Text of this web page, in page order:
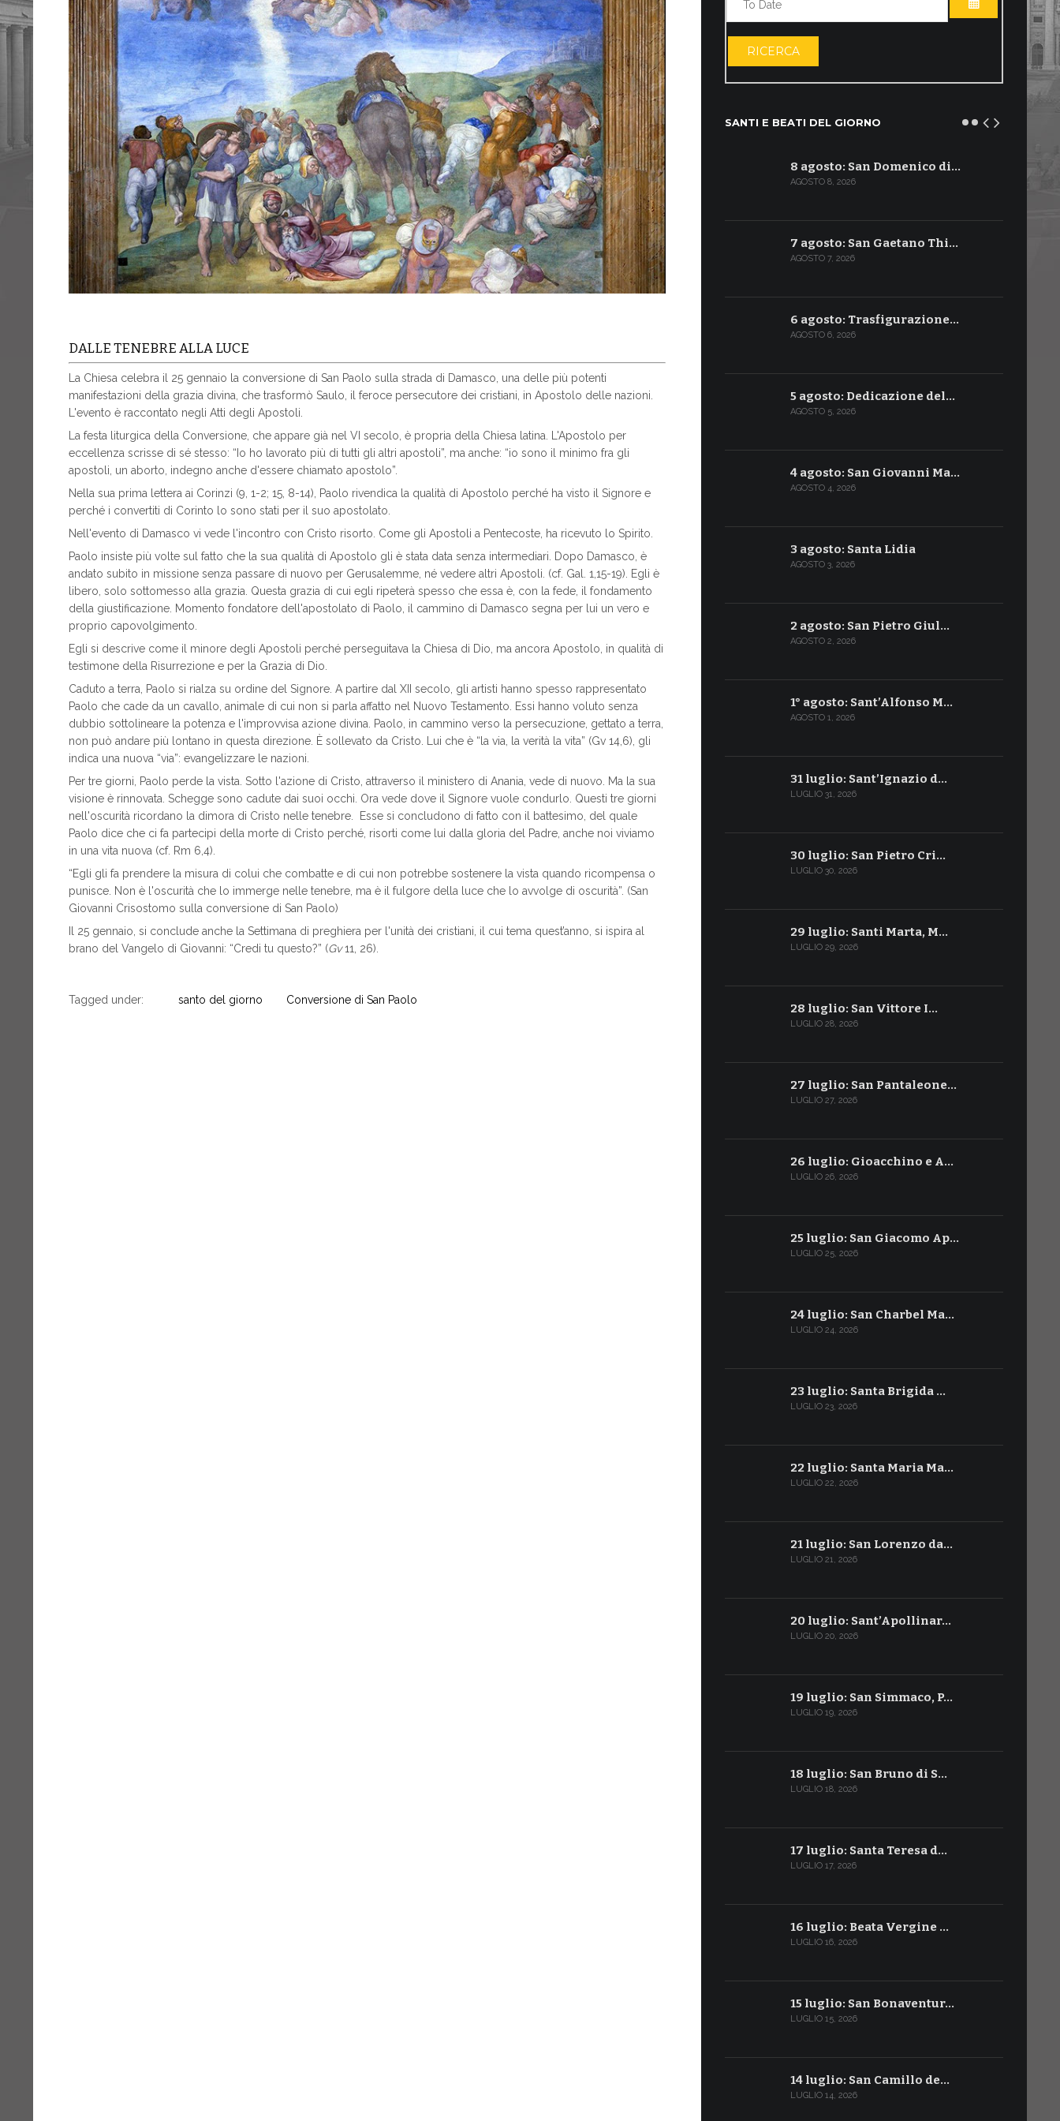
DALLE TENEBRE ALLA LUCE
La Chiesa celebra il 25 gennaio la conversione di San Paolo sulla strada di Damasco, una delle più potenti
manifestazioni della grazia divina, che trasformò Saulo, il feroce persecutore dei cristiani, in Apostolo delle nazioni.
L'evento è raccontato negli Atti degli Apostoli.
La festa liturgica della Conversione, che appare già nel VI secolo, è propria della Chiesa latina. L'Apostolo per
eccellenza scrisse di sé stesso: “Io ho lavorato più di tutti gli altri apostoli”, ma anche: “io sono il minimo fra gli
apostoli, un aborto, indegno anche d'essere chiamato apostolo”.
Nella sua prima lettera ai Corinzi (9, 1-2; 15, 8-14), Paolo rivendica la qualità di Apostolo perché ha visto il Signore e
perché i convertiti di Corinto lo sono stati per il suo apostolato.
Nell'evento di Damasco vi vede l'incontro con Cristo risorto. Come gli Apostoli a Pentecoste, ha ricevuto lo Spirito.
Paolo insiste più volte sul fatto che la sua qualità di Apostolo gli è stata data senza intermediari. Dopo Damasco, è
andato subito in missione senza passare di nuovo per Gerusalemme, né vedere altri Apostoli. (cf. Gal. 1,15-19). Egli è
libero, solo sottomesso alla grazia. Questa grazia di cui egli ripeterà spesso che essa è, con la fede, il fondamento
della giustificazione. Momento fondatore dell'apostolato di Paolo, il cammino di Damasco segna per lui un vero e
proprio capovolgimento.
Egli si descrive come il minore degli Apostoli perché perseguitava la Chiesa di Dio, ma ancora Apostolo, in qualità di
testimone della Risurrezione e per la Grazia di Dio.
Caduto a terra, Paolo si rialza su ordine del Signore. A partire dal XII secolo, gli artisti hanno spesso rappresentato
Paolo che cade da un cavallo, animale di cui non si parla affatto nel Nuovo Testamento. Essi hanno voluto senza
dubbio sottolineare la potenza e l'improvvisa azione divina. Paolo, in cammino verso la persecuzione, gettato a terra,
non può andare più lontano in questa direzione. È sollevato da Cristo. Lui che è “la via, la verità la vita” (Gv 14,6), gli
indica una nuova “via”: evangelizzare le nazioni.
Per tre giorni, Paolo perde la vista. Sotto l'azione di Cristo, attraverso il ministero di Anania, vede di nuovo. Ma la sua
visione è rinnovata. Schegge sono cadute dai suoi occhi. Ora vede dove il Signore vuole condurlo. Questi tre giorni
nell'oscurità ricordano la dimora di Cristo nelle tenebre. Esse si concludono di fatto con il battesimo, del quale
Paolo dice che ci fa partecipi della morte di Cristo perché, risorti come lui dalla gloria del Padre, anche noi viviamo
in una vita nuova (cf. Rm 6,4).
“Egli gli fa prendere la misura di colui che combatte e di cui non potrebbe sostenere la vista quando ricompensa o
punisce. Non è l'oscurità che lo immerge nelle tenebre, ma è il fulgore della luce che lo avvolge di oscurità”. (San
Giovanni Crisostomo sulla conversione di San Paolo)
Il 25 gennaio, si conclude anche la Settimana di preghiera per l'unità dei cristiani, il cui tema quest’anno, si ispira al
brano del Vangelo di Giovanni: “Credi tu questo?” (Gv11, 26).
Tagged under: santo del giorno Conversione di San Paolo
APRI IL
RICERCA
SANTI E BEATI DEL GIORNO
8 agosto: San Domenico di…
AGOSTO 8, 2026
7 agosto: San Gaetano Thi…
AGOSTO 7, 2026
6 agosto: Trasfigurazione…
AGOSTO 6, 2026
5 agosto: Dedicazione del…
AGOSTO 5, 2026
4 agosto: San Giovanni Ma…
AGOSTO 4, 2026
3 agosto: Santa Lidia
AGOSTO 3, 2026
2 agosto: San Pietro Giul…
AGOSTO 2, 2026
1° agosto: Sant’Alfonso M…
AGOSTO 1, 2026
31 luglio: Sant’Ignazio d…
LUGLIO 31, 2026
30 luglio: San Pietro Cri…
LUGLIO 30, 2026
29 luglio: Santi Marta, M…
LUGLIO 29, 2026
28 luglio: San Vittore I…
LUGLIO 28, 2026
27 luglio: San Pantaleone…
LUGLIO 27, 2026
26 luglio: Gioacchino e A…
LUGLIO 26, 2026
25 luglio: San Giacomo Ap…
LUGLIO 25, 2026
24 luglio: San Charbel Ma…
LUGLIO 24, 2026
23 luglio: Santa Brigida …
LUGLIO 23, 2026
22 luglio: Santa Maria Ma…
LUGLIO 22, 2026
21 luglio: San Lorenzo da…
LUGLIO 21, 2026
20 luglio: Sant’Apollinar…
LUGLIO 20, 2026
19 luglio: San Simmaco, P…
LUGLIO 19, 2026
18 luglio: San Bruno di S…
LUGLIO 18, 2026
17 luglio: Santa Teresa d…
LUGLIO 17, 2026
16 luglio: Beata Vergine …
LUGLIO 16, 2026
15 luglio: San Bonaventur…
LUGLIO 15, 2026
14 luglio: San Camillo de…
LUGLIO 14, 2026